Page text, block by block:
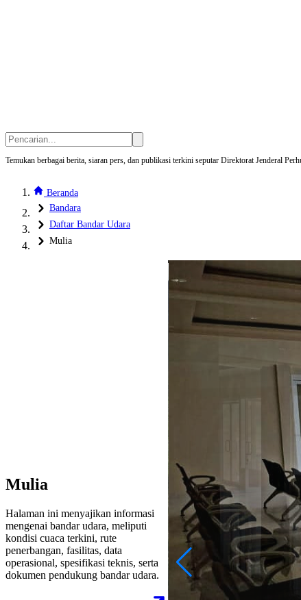
Temukan berbagai berita, siaran pers, dan publikasi terkini seputar Direktorat Jenderal
Beranda
Bandara
Daftar Bandar Udara
Mulia
Mulia
Halaman ini menyajikan informasi
mengenai bandar udara, meliputi
kondisi cuaca terkini, rute
penerbangan, fasilitas, data
operasional, spesifikasi teknis, serta
dokumen pendukung bandar udara.